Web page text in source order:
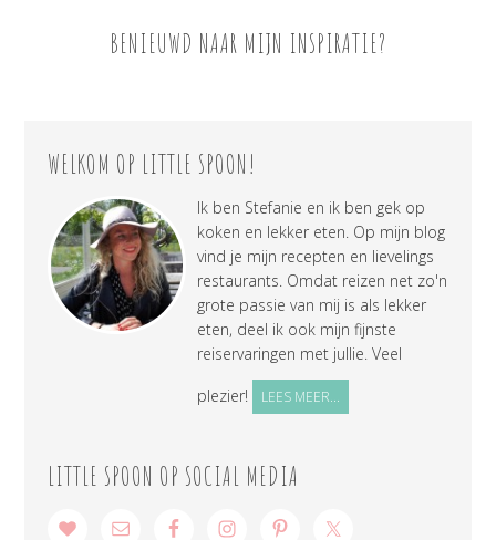
BENIEUWD NAAR MIJN INSPIRATIE?
WELKOM OP LITTLE SPOON!
Ik ben Stefanie en ik ben gek op
koken en lekker eten. Op mijn blog
vind je mijn recepten en lievelings
restaurants. Omdat reizen net zo'n
grote passie van mij is als lekker
eten, deel ik ook mijn fijnste
reiservaringen met jullie. Veel
plezier!
LEES MEER...
LITTLE SPOON OP SOCIAL MEDIA